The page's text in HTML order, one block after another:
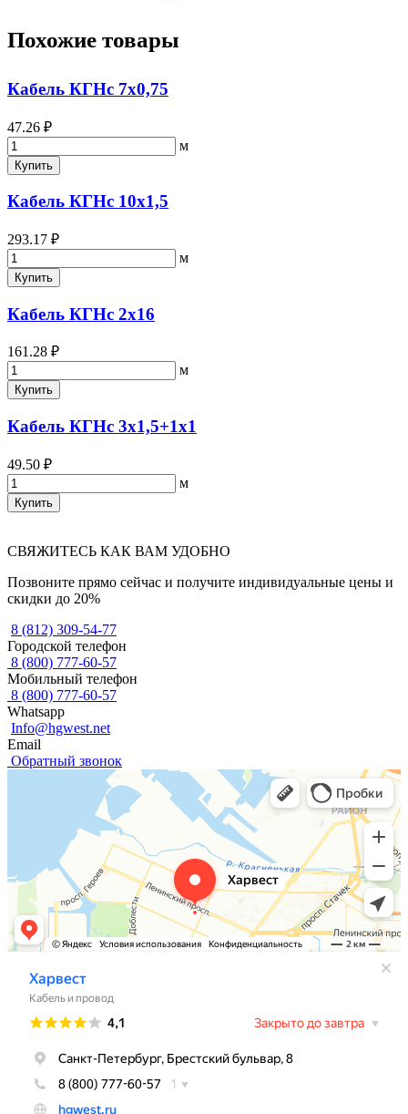
Похожие товары
Кабель КГНс 7х0,75
47.26 ₽
м
Купить
Кабель КГНс 10х1,5
293.17 ₽
м
Купить
Кабель КГНс 2х16
161.28 ₽
м
Купить
Кабель КГНс 3х1,5+1х1
49.50 ₽
м
Купить
СВЯЖИТЕСЬ КАК ВАМ УДОБНО
Позвоните прямо сейчас и получите индивидуальные цены и
скидки до 20%
8 (812) 309-54-77
Городской телефон
8 (800) 777-60-57
Мобильный телефон
8 (800) 777-60-57
Whatsapp
Info@hgwest.net
Email
Обратный звонок